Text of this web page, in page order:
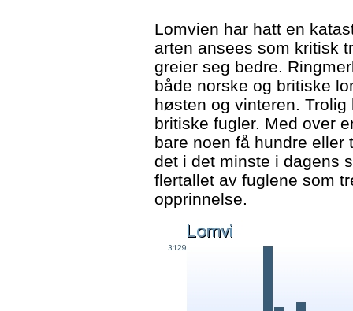
Lomvien har hatt en
arten ansees som kritisk
greier seg bedre.
både norske og britiske
høsten og vinteren.
britiske fugler. Med over
bare noen få hundre eller
det i det minste i dagens
flertallet av fuglene som
opprinnelse.